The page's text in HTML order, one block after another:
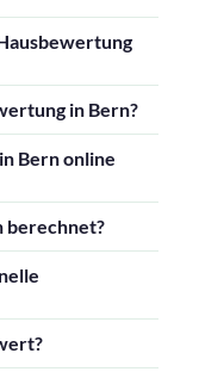
in Bern?
Bern online
berechnet?